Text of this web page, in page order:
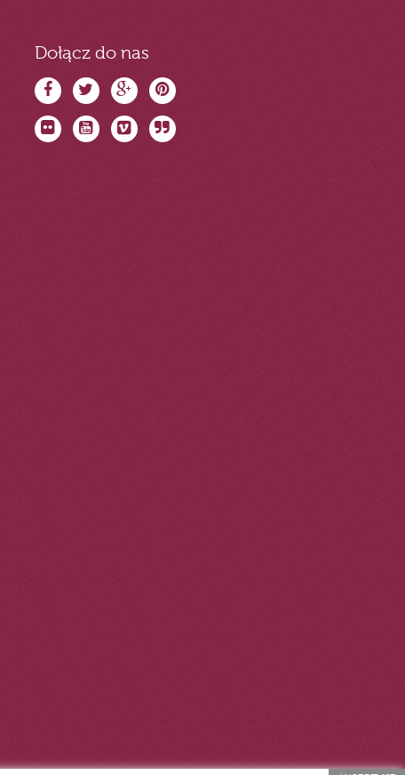
Dołącz do nas